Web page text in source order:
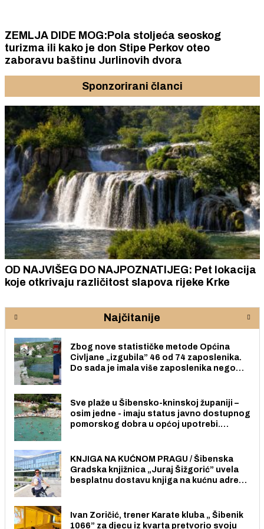
ZEMLJA DIDE MOG:Pola stoljeća seoskog
turizma ili kako je don Stipe Perkov oteo
zaboravu baštinu Jurlinovih dvora
Sponzorirani članci
OD NAJVIŠEG DO NAJPOZNATIJEG: Pet lokacija
koje otkrivaju različitost slapova rijeke Krke
Najčitanije
Zbog nove statističke metode Općina
Civljane „izgubila” 46 od 74 zaposlenika.
Do sada je imala više zaposlenika nego
Sve plaže u Šibensko-kninskoj županiji –
osim jedne - imaju status javno dostupnog
pomorskog dobra u općoj upotrebi.
KNJIGA NA KUĆNOM PRAGU / Šibenska
Gradska knjižnica „Juraj Šižgorić” uvela
besplatnu dostavu knjiga na kućnu adresu
Ivan Zoričić, trener Karate kluba „ Šibenik
1066” za djecu iz kvarta pretvorio svoju